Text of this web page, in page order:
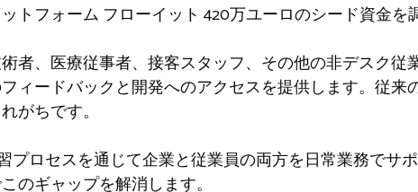
トフォーム フローイット 420万ユーロのシード資金を
者、医療従事者、接客スタッフ、その他の非デスク従
ィードバックと開発へのアクセスを提供します。従来
がちです。
プロセスを通じて企業と従業員の両方を日常業務でサ
のギャップを解消します。